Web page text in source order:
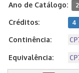
Ano de Catálogo:
Créditos: 4
Continência:
Equivalência: